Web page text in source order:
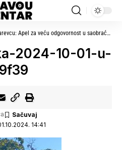
Apel za veću odgovornost u saobraćaju
2024-10-01-u-
14:41